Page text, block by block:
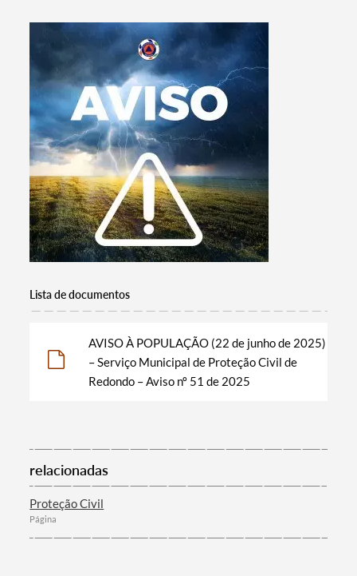
Termo de Pesquisa
Categorias gerais
Filtros
Lista de documentos
AVISO À POPULAÇÃO (22 de junho de 2025)
– Serviço Municipal de Proteção Civil de
Redondo – Aviso nº 51 de 2025
relacionadas
Proteção Civil
Página